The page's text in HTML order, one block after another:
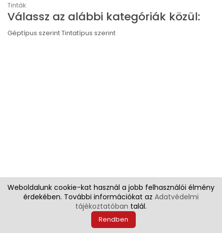
Tinták
Válassz az alábbi kategóriák közül:
Géptípus szerintTintatípus szerint
©2022 IPF Corner - Canon Szélesformátumú Specialista
Weboldalunk cookie-kat használ a jobb felhasználói élmény
érdekében. További információkat az Adatvédelmi
tájékoztatóban talál.
Rendben